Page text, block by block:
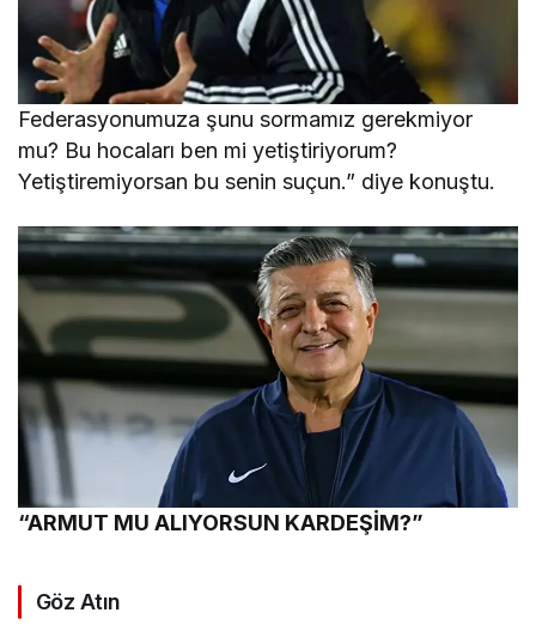
Federasyonumuza şunu sormamız gerekmiyor
mu? Bu hocaları ben mi yetiştiriyorum?
Yetiştiremiyorsan bu senin suçun.” diye konuştu.
“ARMUT MU ALIYORSUN KARDEŞİM?”
Göz Atın